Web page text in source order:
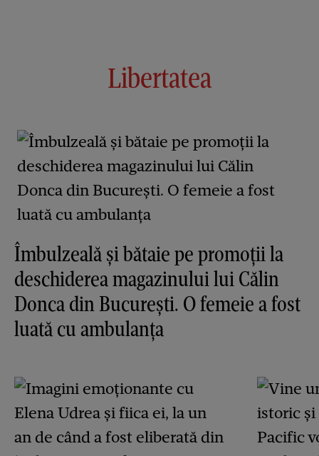
Libertatea
Îmbulzeală și bătaie pe promoții la
deschiderea magazinului lui Călin
Donca din București. O femeie a fost
luată cu ambulanța